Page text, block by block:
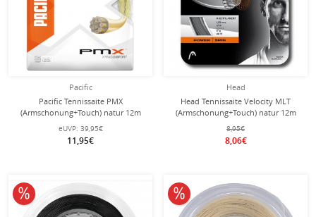
Pacific
Pacific Tennissaite PMX
(Armschonung+Touch) natur 12m
Set
eUVP: 39,95€
11,95€
Head
Head Tennissaite Velocity MLT
(Armschonung+Touch) natur 12m
Set
8,95€
8,06€
10% reduziert 10% reduziert